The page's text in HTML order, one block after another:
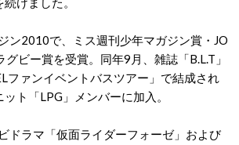
ン2010で、ミス週刊少年マガジン賞・JO
ビー賞を受賞。同年9月、雑誌「B.L.T」
ファンイベントバスツアー」で結成され
ト「LPG」メンバーに加入。
ドラマ「仮面ライダーフォーゼ」および